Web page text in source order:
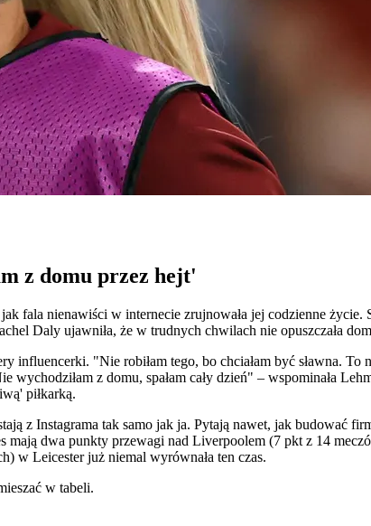
z domu przez hejt'
fala nienawiści w internecie zrujnowała jej codzienne życie.
Daly ujawniła, że w trudnych chwilach nie opuszczała
"Nie robiłam tego, bo chciałam być sławna. To
z domu, spałam cały dzień" – wspominała
piłkarką.
z Instagrama tak samo jak ja. Pytają nawet, jak budować
mają dwa punkty przewagi nad Liverpoolem (7 pkt z 14
w Leicester już niemal wyrównała ten czas.
w tabeli.